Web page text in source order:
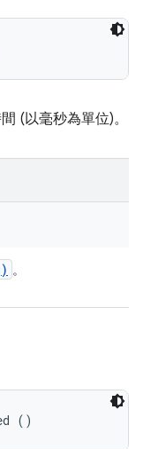
(以毫秒為單位)。
。
()